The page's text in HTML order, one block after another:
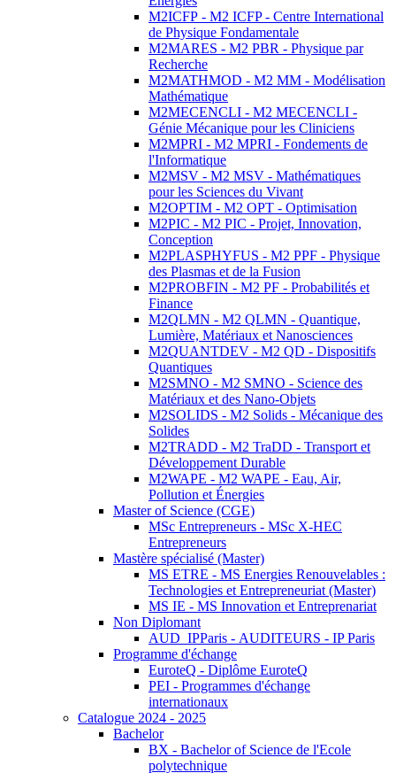
M2ICFP - M2 ICFP - Centre International
de Physique Fondamentale
M2MARES - M2 PBR - Physique par
Recherche
M2MATHMOD - M2 MM - Modélisation
Mathématique
M2MECENCLI - M2 MECENCLI -
Génie Mécanique pour les Cliniciens
M2MPRI - M2 MPRI - Fondements de
l'Informatique
M2MSV - M2 MSV - Mathématiques
pour les Sciences du Vivant
M2OPTIM - M2 OPT - Optimisation
M2PIC - M2 PIC - Projet, Innovation,
Conception
M2PLASPHYFUS - M2 PPF - Physique
des Plasmas et de la Fusion
M2PROBFIN - M2 PF - Probabilités et
Finance
M2QLMN - M2 QLMN - Quantique,
Lumière, Matériaux et Nanosciences
M2QUANTDEV - M2 QD - Dispositifs
Quantiques
M2SMNO - M2 SMNO - Science des
Matériaux et des Nano-Objets
M2SOLIDS - M2 Solids - Mécanique des
Solides
M2TRADD - M2 TraDD - Transport et
Développement Durable
M2WAPE - M2 WAPE - Eau, Air,
Pollution et Énergies
Master of Science (CGE)
MSc Entrepreneurs - MSc X-HEC
Entrepreneurs
Mastère spécialisé (Master)
MS ETRE - MS Energies Renouvelables :
Technologies et Entrepreneuriat (Master)
MS IE - MS Innovation et Entreprenariat
Non Diplomant
AUD_IPParis - AUDITEURS - IP Paris
Programme d'échange
EuroteQ - Diplôme EuroteQ
PEI - Programmes d'échange
internationaux
Catalogue 2024 - 2025
Bachelor
BX - Bachelor of Science de l'Ecole
polytechnique